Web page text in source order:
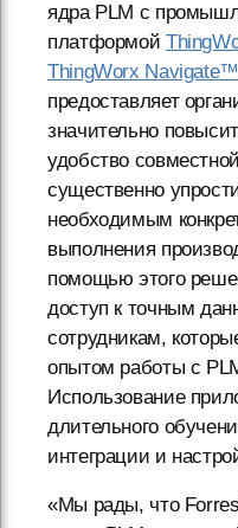
ядра PLM с
платформой
ThingWorx Navigate™
предоставляет
значительно
удобство
существенно
необходимым
выполнения
помощью этого
доступ к точным
сотрудникам,
опытом работы с
Использование
длительного
интеграции и
«Мы рады, что